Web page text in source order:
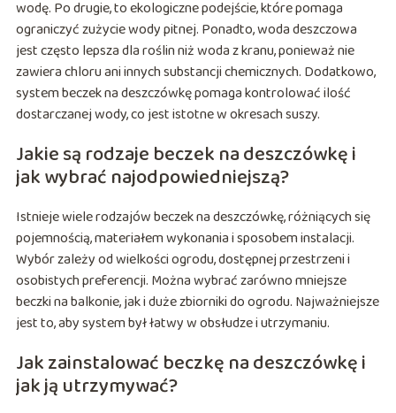
wodę. Po drugie, to ekologiczne podejście, które pomaga
ograniczyć zużycie wody pitnej. Ponadto, woda deszczowa
jest często lepsza dla roślin niż woda z kranu, ponieważ nie
zawiera chloru ani innych substancji chemicznych. Dodatkowo,
system beczek na deszczówkę pomaga kontrolować ilość
dostarczanej wody, co jest istotne w okresach suszy.
Jakie są rodzaje beczek na deszczówkę i
jak wybrać najodpowiedniejszą?
Istnieje wiele rodzajów beczek na deszczówkę, różniących się
pojemnością, materiałem wykonania i sposobem instalacji.
Wybór zależy od wielkości ogrodu, dostępnej przestrzeni i
osobistych preferencji. Można wybrać zarówno mniejsze
beczki na balkonie, jak i duże zbiorniki do ogrodu. Najważniejsze
jest to, aby system był łatwy w obsłudze i utrzymaniu.
Jak zainstalować beczkę na deszczówkę i
jak ją utrzymywać?